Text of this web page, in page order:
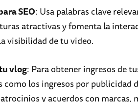
SEO: Usa palabras clave
atractivas y fomenta la
visibilidad de tu video.
vlog: Para obtener ingresos de
como los ingresos por publicidad
y acuerdos con